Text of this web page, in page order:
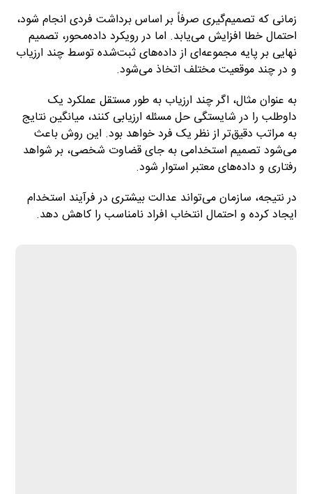
زمانی که تصمیم‌گیری صرفاً بر اساس برداشت فردی انجام شود،
احتمال خطا افزایش می‌یابد. اما در رویکرد داده‌محور، تصمیم
نهایی بر پایه مجموعه‌ای از داده‌های ثبت‌شده توسط چند ارزیاب
و در چند موقعیت مختلف اتخاذ می‌شود.
به عنوان مثال، اگر چند ارزیاب به طور مستقل عملکرد یک
داوطلب را در شایستگی حل مسئله ارزیابی کنند، میانگین نتایج
به مراتب دقیق‌تر از نظر یک فرد خواهد بود. این روش باعث
می‌شود تصمیم استخدامی به جای قضاوت شخصی، بر شواهد
رفتاری و داده‌های معتبر استوار شود.
در نتیجه، سازمان می‌تواند عدالت بیشتری در فرآیند استخدام
ایجاد کرده و احتمال انتخاب افراد نامناسب را کاهش دهد.